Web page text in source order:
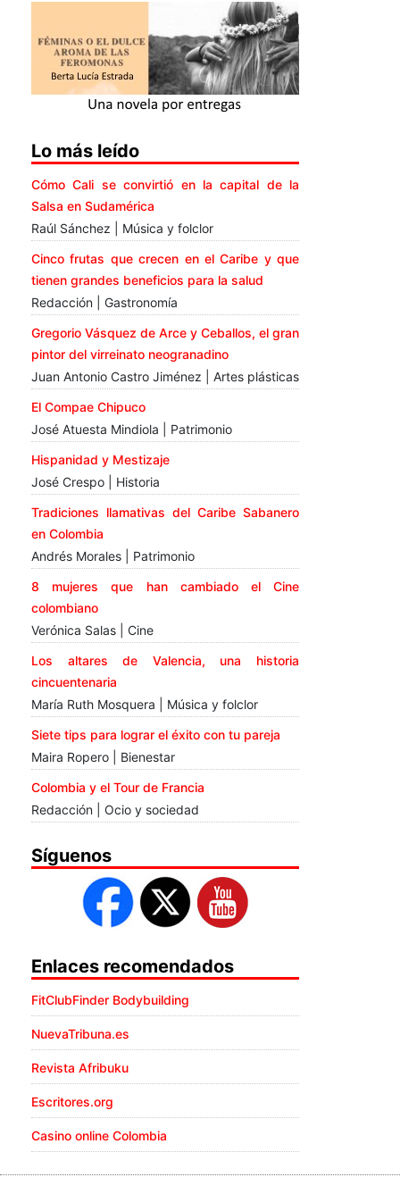
Lo más leído
Cómo Cali se convirtió en la capital de la
Salsa en Sudamérica
Raúl Sánchez | Música y folclor
Cinco frutas que crecen en el Caribe y que
tienen grandes beneficios para la salud
Redacción | Gastronomía
Gregorio Vásquez de Arce y Ceballos, el gran
pintor del virreinato neogranadino
Juan Antonio Castro Jiménez | Artes plásticas
El Compae Chipuco
José Atuesta Mindiola | Patrimonio
Hispanidad y Mestizaje
José Crespo | Historia
Tradiciones llamativas del Caribe Sabanero
en Colombia
Andrés Morales | Patrimonio
8 mujeres que han cambiado el Cine
colombiano
Verónica Salas | Cine
Los altares de Valencia, una historia
cincuentenaria
María Ruth Mosquera | Música y folclor
Siete tips para lograr el éxito con tu pareja
Maira Ropero | Bienestar
Colombia y el Tour de Francia
Redacción | Ocio y sociedad
Síguenos
Enlaces recomendados
FitClubFinder Bodybuilding
NuevaTribuna.es
Revista Afribuku
Escritores.org
Casino online Colombia